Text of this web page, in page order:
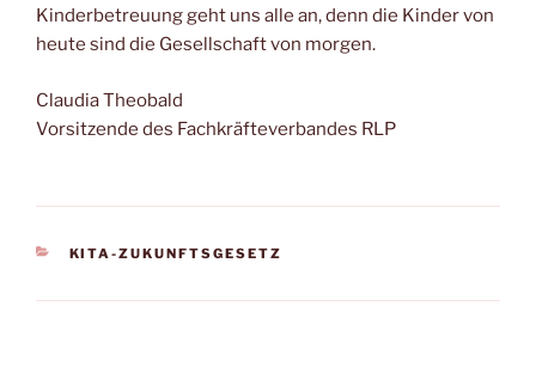
Kinderbetreuung geht uns alle an, denn die Kinder von
heute sind die Gesellschaft von morgen.
Claudia Theobald
Vorsitzende des Fachkräfteverbandes RLP
KATEGORIEN
KITA-ZUKUNFTSGESETZ